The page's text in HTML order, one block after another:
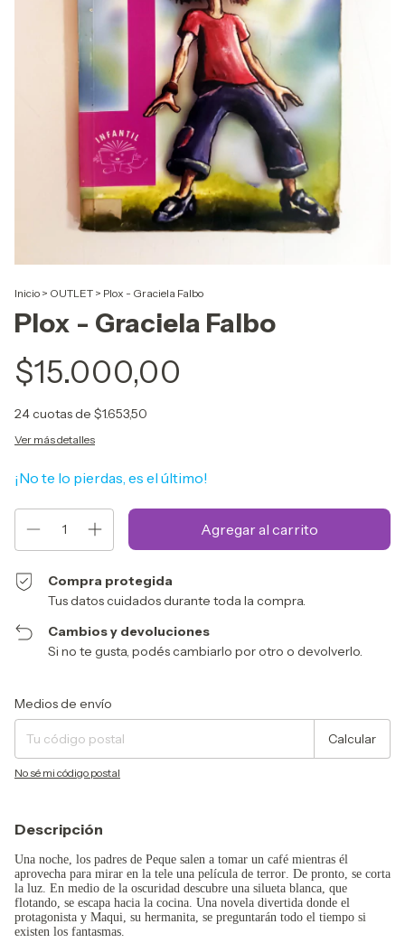
Inicio > OUTLET > Plox - Graciela Falbo
Plox - Graciela Falbo
$15.000,00
24cuotas de $1.653,50
Ver más detalles
¡No te lo pierdas, es el último!
Compra protegida
Tus datos cuidados durante toda la compra.
Cambios y devoluciones
Si no te gusta, podés cambiarlo por otro o devolverlo.
Entregas para el CP:
Medios de envío
Calcular
No sé mi código postal
Descripción
Una noche, los padres de Peque salen a tomar un café mientras él
aprovecha para mirar en la tele una película de terror. De pronto, se corta
la luz. En medio de la oscuridad descubre una silueta blanca, que
flotando, se escapa hacia la cocina. Una novela divertida donde el
protagonista y Maqui, su hermanita, se preguntarán todo el tiempo si
existen los fantasmas.